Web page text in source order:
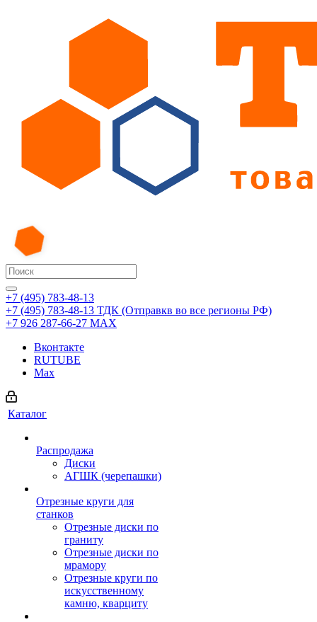
+7 (495) 783-48-13
+7 (495) 783-48-13 ТДК (Отправкв во все регионы РФ)
+7 926 287-66-27 МАХ
Вконтакте
RUTUBE
Max
Каталог
Распродажа
Диски
АГШК (черепашки)
Отрезные круги для
станков
Отрезные диски по
граниту
Отрезные диски по
мрамору
Отрезные круги по
искусственному
камню, кварциту